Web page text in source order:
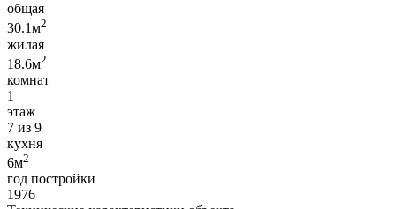
общая
30.1м2
жилая
18.6м2
комнат
1
этаж
7 из 9
кухня
6м2
год постройки
1976